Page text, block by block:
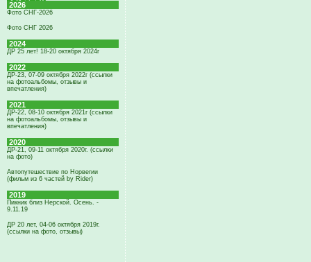
2026
Фото СНГ-2026
Фото СНГ 2026
2024
ДР 25 лет! 18-20 октября 2024г
2022
ДР-23, 07-09 октября 2022г (ссылки
на фотоальбомы, отзывы и
впечатления)
2021
ДР-22, 08-10 октября 2021г (ссылки
на фотоальбомы, отзывы и
впечатления)
2020
ДР-21, 09-11 октября 2020г. (ссылки
на фото)
Автопутешествие по Норвегии
(фильм из 6 частей by Rider)
2019
Пикник близ Нерской. Осень. -
9.11.19
ДР 20 лет, 04-06 октября 2019г.
(ссылки на фото, отзывы)